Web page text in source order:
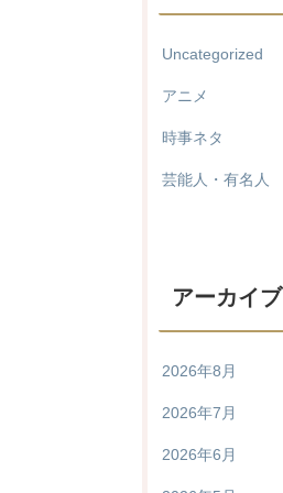
Uncategorized
アニメ
時事ネタ
芸能人・有名人
アーカイブ
2026年8月
2026年7月
2026年6月